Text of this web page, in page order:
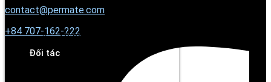
Thanh toán chủ động
Đối tác
contact@permate.com
+84 707-162-222